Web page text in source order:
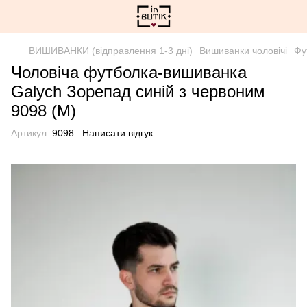
ВИШИВАНКИ (відправлення 1-3 дні) Вишиванки чоловічі
Чоловіча футболка-вишиванка
Galych Зорепад синій з червоним
9098 (M)
Артикул: 9098 Написати відгук